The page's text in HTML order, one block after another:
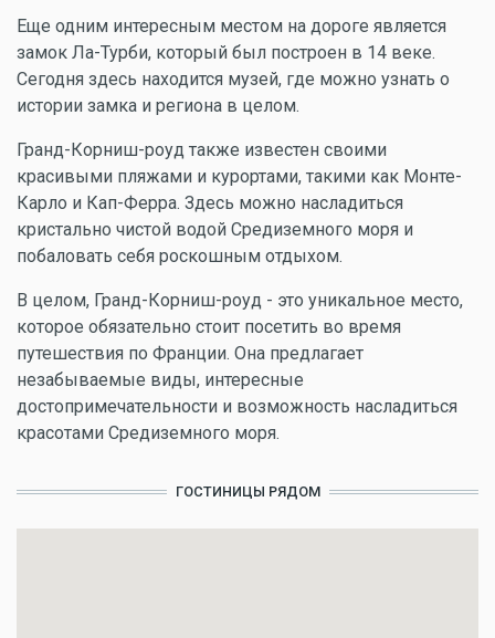
Еще одним интересным местом на дороге является
замок Ла-Турби, который был построен в 14 веке.
Сегодня здесь находится музей, где можно узнать о
истории замка и региона в целом.
Гранд-Корниш-роуд также известен своими
красивыми пляжами и курортами, такими как Монте-
Карло и Кап-Ферра. Здесь можно насладиться
кристально чистой водой Средиземного моря и
побаловать себя роскошным отдыхом.
В целом, Гранд-Корниш-роуд - это уникальное место,
которое обязательно стоит посетить во время
путешествия по Франции. Она предлагает
незабываемые виды, интересные
достопримечательности и возможность насладиться
красотами Средиземного моря.
ГОСТИНИЦЫ РЯДОМ